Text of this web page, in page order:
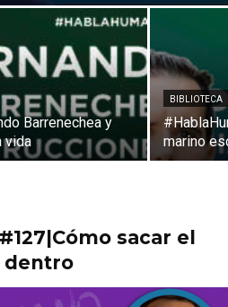
Barrenechea y
vida
BIBLIOTECA
marino
sacar el
dentro